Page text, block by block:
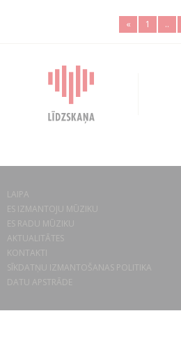
« 1 ..
LAIPA
ES IZMANTOJU MŪZIKU
ES RADU MŪZIKU
AKTUALITĀTES
KONTAKTI
SĪKDATŅU IZMANTOŠANAS POLITIKA
DATU APSTRĀDE